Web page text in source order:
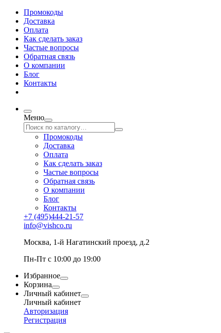
Промокоды
Доставка
Оплата
Как сделать заказ
Частые вопросы
Обратная связь
О компании
Блог
Контакты
Меню
Промокоды
Доставка
Оплата
Как сделать заказ
Частые вопросы
Обратная связь
О компании
Блог
Контакты
+7 (495)444-21-57
info@vishco.ru
Москва, 1-й Нагатинский проезд, д.2
Пн-Пт с 10:00 до 19:00
Избранное
Корзина
Личный кабинет
Личный кабинет
Авторизация
Регистрация